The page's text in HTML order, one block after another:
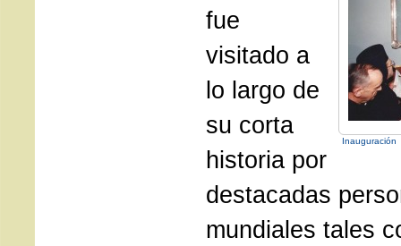
Inauguración
fue
visitado a
lo largo de
su corta
historia por
destacadas
mundiales tales